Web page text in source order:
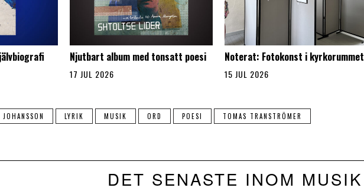
Njutbart album med tonsatt poesi
17 JUL 2026
Noterat: Fotokonst i kyrkorummet
15 JUL 2026
LYRIK MUSIK ORD POESI TOMAS TRANSTRÖMER
DET SENASTE INOM MUSIK